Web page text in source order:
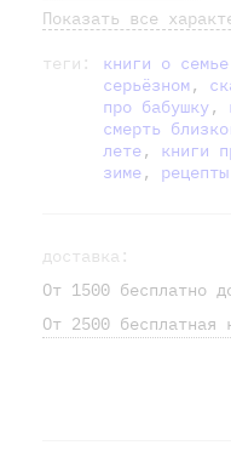
Показать все
теги: книги о семье
серьёзном,
про бабушку,
смерть
лете, книги
зиме,
доставка:
От 1500 бесплатно
От 2500 бесплатная